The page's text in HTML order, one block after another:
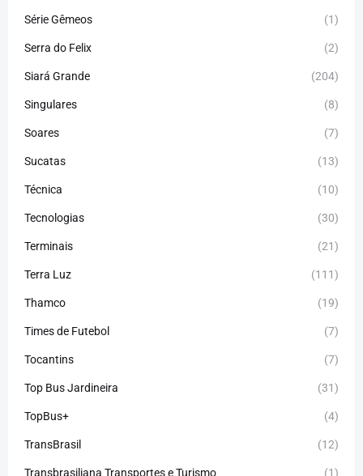
Série Gêmeos (1)
Serra do Felix (2)
Siará Grande (204)
Singulares (8)
Soares (7)
Sucatas (13)
Técnica (10)
Tecnologias (30)
Terminais (21)
Terra Luz (111)
Thamco (19)
Times de Futebol (7)
Tocantins (7)
Top Bus Jardineira (31)
TopBus+ (4)
TransBrasil (12)
Transbrasiliana Transportes e Turismo (1)